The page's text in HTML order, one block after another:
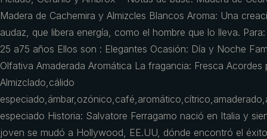
Madera de Cachemira y Almizcles Blancos Aroma: Una
audaz, que libera energía, como el hombre que lo lleva.
25 a75 años Ellos son : Elegantes Ocasión: Día y Noche
Olfativa Amaderada Aromática La fragancia: Fresca Acordes
Almizclado,cálido
especiado Historia: Salvatore Ferragamo nació en Italia y
joven se mudó a Hollywood, EE.UU, dónde encontró el